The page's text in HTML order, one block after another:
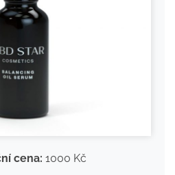
cena: 1000 Kč